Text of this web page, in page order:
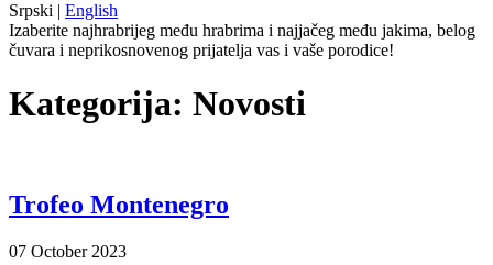
Srpski | English
Izaberite najhrabrijeg među hrabrima i najjačeg među jakima, belog
čuvara i neprikosnovenog prijatelja vas i vaše porodice!
Kategorija: Novosti
Trofeo Montenegro
07 October 2023